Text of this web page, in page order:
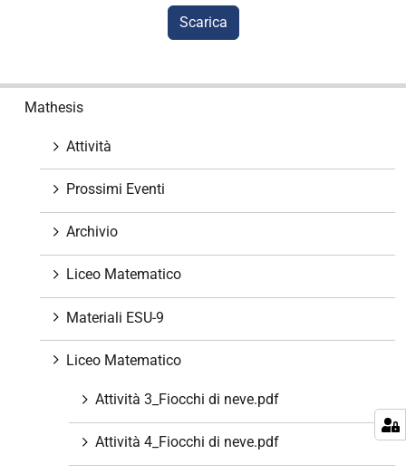
Scarica
Mathesis
Attività
Prossimi Eventi
Archivio
Liceo Matematico
Materiali ESU-9
Liceo Matematico
Attività 3_Fiocchi di neve.pdf
Attività 4_Fiocchi di neve.pdf